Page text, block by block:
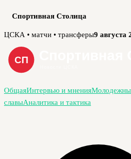
Спортивная Столица
Перейти
содержимому
ЦСКА • матчи • трансферы9 августа
ОбщаяИнтервью и мнения
славыАналитика и тактика